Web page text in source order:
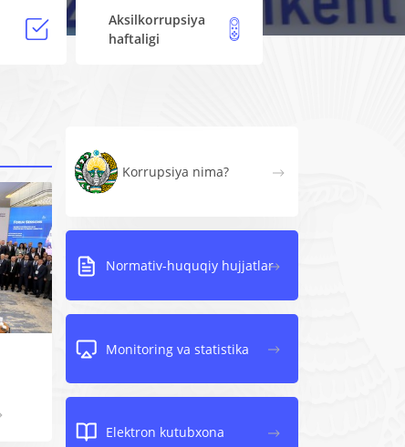
Aksilkorrupsiya
haftaligi
Korrupsiya nima?
Normativ-huquqiy hujjatlar
Monitoring va statistika
Elektron kutubxona